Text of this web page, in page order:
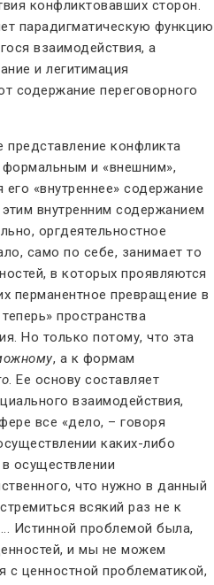
конфликтовавших сторон.
парадигматическую функцию
взаимодействия, а
и легитимация
содержание переговорного
конфликта
и «внешним»,
«внутреннее» содержание
внутренним содержанием
оргдеятельностное
само по себе, занимает то
в которых проявляются
перманентное превращение в
пространства
Но только потому, что эта
, а к формам
. Ее основу составляет
взаимодействия,
все «дело, – говоря
каких-либо
осуществлении
что нужно в данный
всякий раз не к
Истинной проблемой была,
и мы не можем
с ценностной проблематикой,